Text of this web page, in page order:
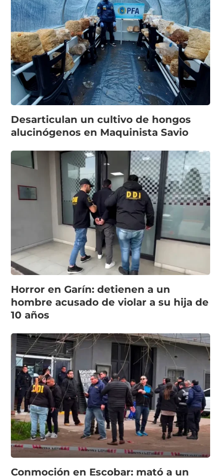
Desarticulan un cultivo de hongos
alucinógenos en Maquinista Savio
Horror en Garín: detienen a un
hombre acusado de violar a su hija de
10 años
Conmoción en Escobar: mató a un